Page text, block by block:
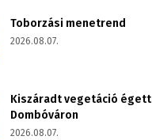
Toborzási menetrend
2026.08.07.
Kiszáradt vegetáció égett
Dombóváron
2026.08.07.